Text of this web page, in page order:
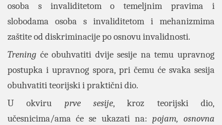
osoba s invaliditetom o temeljnim pravima i
slobodama osoba s invaliditetom i mehanizmima
zaštite od diskriminacije po osnovu invalidnosti.
Trening će obuhvatiti dvije sesije na temu upravnog
postupka i upravnog spora, pri čemu će svaka sesija
obuhvatiti teorijski i praktični dio.
U okviru prve sesije, kroz teorijski dio,
učesnicima/ama će se ukazati na: pojam, osnovna